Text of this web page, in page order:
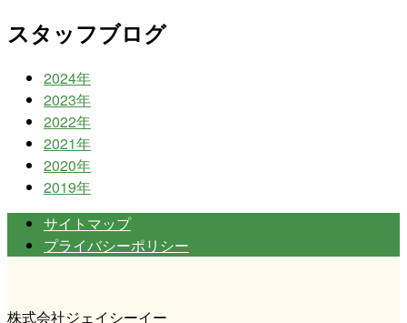
スタッフブログ
2024年
2023年
2022年
2021年
2020年
2019年
サイトマップ
プライバシーポリシー
株式会社ジェイシーイー